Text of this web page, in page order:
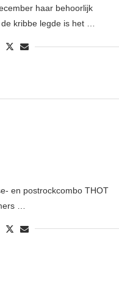
haar behoorlijk
kribbe legde is het …
en postrockcombo THOT
…